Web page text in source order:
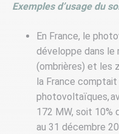
Exemples d’usage du
En France, le
développe dans le
(ombrières) et les
la France
photovoltaïques,
172 MW, soit 10%
au 31 décembre